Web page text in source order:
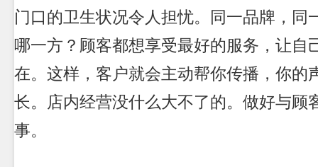
门口的卫生状况令人担忧。同一品牌，同
哪一方？顾客都想享受最好的服务，让自
在。这样，客户就会主动帮你传播，你的
长。店内经营没什么大不了的。做好与顾
事。